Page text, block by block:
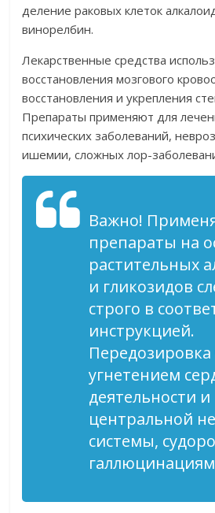
деление раковых клеток
винорелбин.
Лекарственные средства
восстановления мозгового
восстановления и укрепления
Препараты применяют для
психических заболеваний,
ишемии, сложных лор-
Важно!
препараты на
растительных
и гликозидов
строго в
инструкцией.
Передозировка
угнетением
деятельности и
центральной
системы,